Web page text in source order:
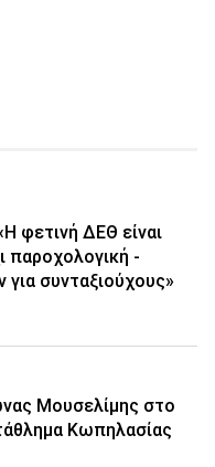
φετινή ΔΕΘ είναι
παροχολογική -
για συνταξιούχους»
Μουσελίμης στο
Κωπηλασίας